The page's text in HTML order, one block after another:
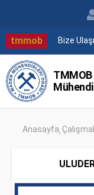
tmmob Bize
Anasayfa